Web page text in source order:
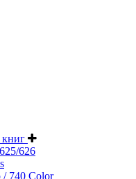
книг
626
/ 740 Color